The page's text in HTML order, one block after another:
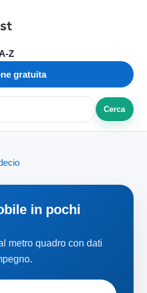
Z
gratuita
Cerca
in pochi
metro quadro con dati